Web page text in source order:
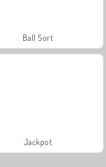
Ball Sort
Jackpot